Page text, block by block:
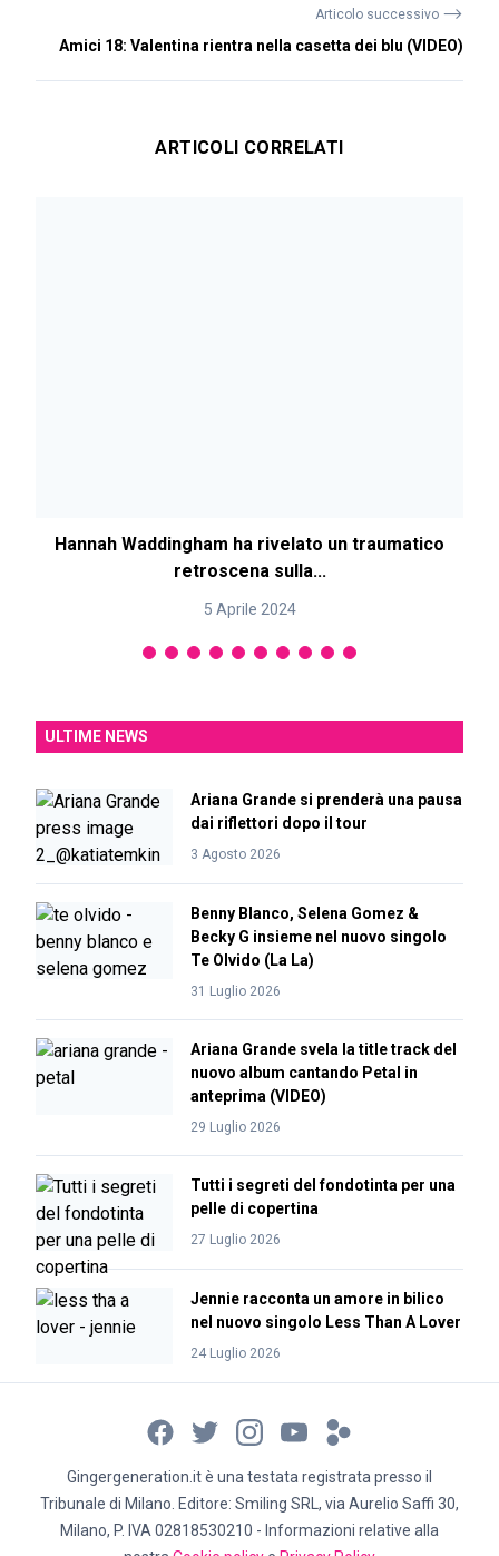
Articolo successivo ⟶
Amici 18: Valentina rientra nella casetta dei blu (VIDEO)
ARTICOLI CORRELATI
Hannah Waddingham ha rivelato un traumatico
retroscena sulla...
5 Aprile 2024
ULTIME NEWS
Ariana Grande si prenderà una pausa
dai riflettori dopo il tour
3 Agosto 2026
Benny Blanco, Selena Gomez &
Becky G insieme nel nuovo singolo
Te Olvido (La La)
31 Luglio 2026
Ariana Grande svela la title track del
nuovo album cantando Petal in
anteprima (VIDEO)
29 Luglio 2026
Tutti i segreti del fondotinta per una
pelle di copertina
27 Luglio 2026
Jennie racconta un amore in bilico
nel nuovo singolo Less Than A Lover
24 Luglio 2026
Gingergeneration.it è una testata registrata presso il
Tribunale di Milano. Editore: Smiling SRL, via Aurelio Saffi 30,
Milano, P. IVA 02818530210 - Informazioni relative alla